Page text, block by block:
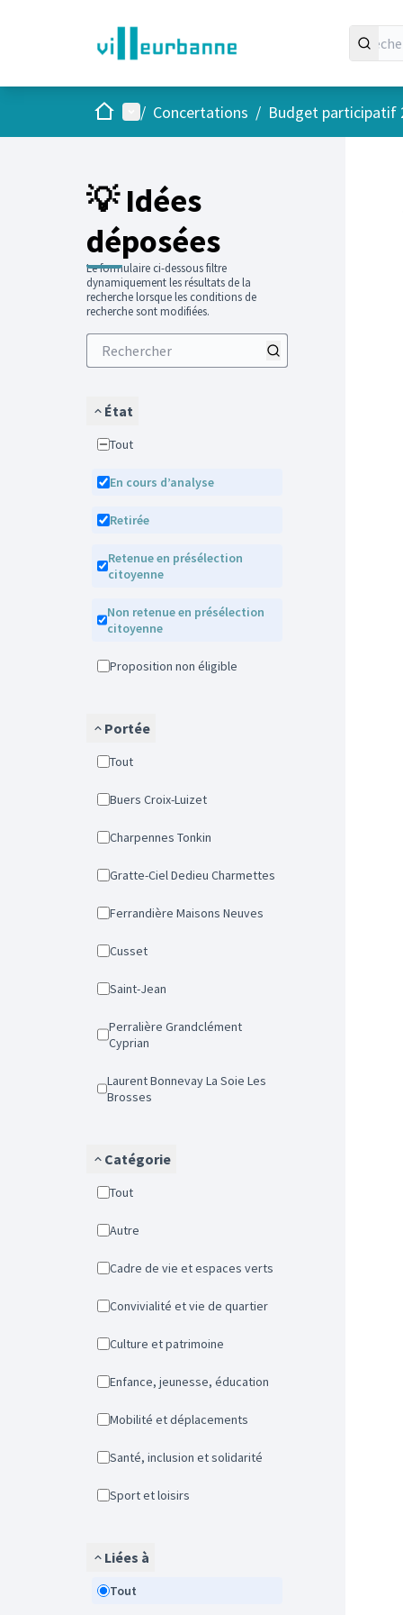
AccueilMenu principal
/ Concertations / Budget participatif
💡 Idées
déposées
Le formulaire ci-dessous filtre
dynamiquement les résultats de la
recherche lorsque les conditions de
recherche sont modifiées.
État
Tout
En cours d’analyse
Retirée
Retenue en présélection
citoyenne
Non retenue en présélection
citoyenne
Proposition non éligible
Portée
Tout
Buers Croix-Luizet
Charpennes Tonkin
Gratte-Ciel Dedieu Charmettes
Ferrandière Maisons Neuves
Cusset
Saint-Jean
Perralière Grandclément
Cyprian
Laurent Bonnevay La Soie Les
Brosses
Catégorie
Tout
Autre
Cadre de vie et espaces verts
Convivialité et vie de quartier
Culture et patrimoine
Enfance, jeunesse, éducation
Mobilité et déplacements
Santé, inclusion et solidarité
Sport et loisirs
Liées à
Tout